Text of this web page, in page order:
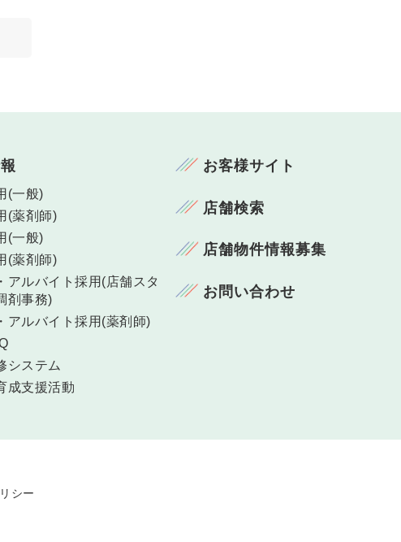
(一般)
(薬剤師)
(一般)
(薬剤師)
アルバイト採用(店舗スタ
剤事務)
アルバイト採用(薬剤師)
システム
成支援活動
お客様サイト
店舗検索
店舗物件情報募集
お問い合わせ
シー